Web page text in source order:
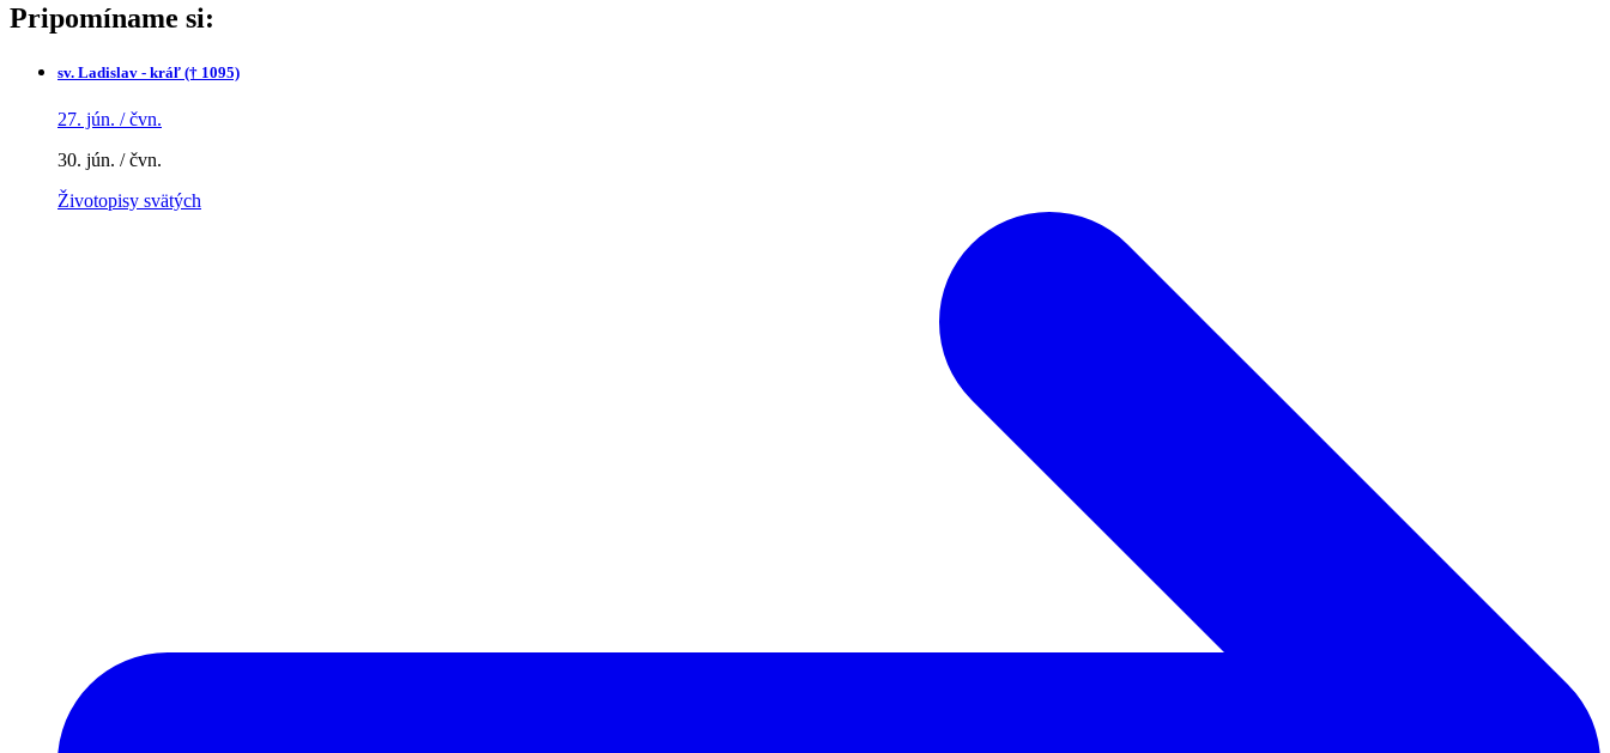
Pripomíname si:
sv. Ladislav - kráľ († 1095)
27. jún. / čvn.
30. jún. / čvn.
Životopisy svätých